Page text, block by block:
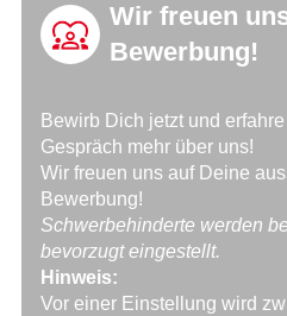
Wir freuen
Bewerbung!
Bewirb Dich jetzt und
Gespräch mehr über uns!
Wir freuen uns auf Deine
Bewerbung!
Schwerbehinderte werden
bevorzugt eingestellt.
Hinweis:
Vor einer Einstellung wird